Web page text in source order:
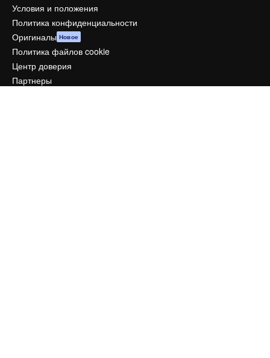
Условия и положения
Политика конфиденциальности
Оригиналы Новое
Политика файлов cookie
Центр доверия
Партнеры